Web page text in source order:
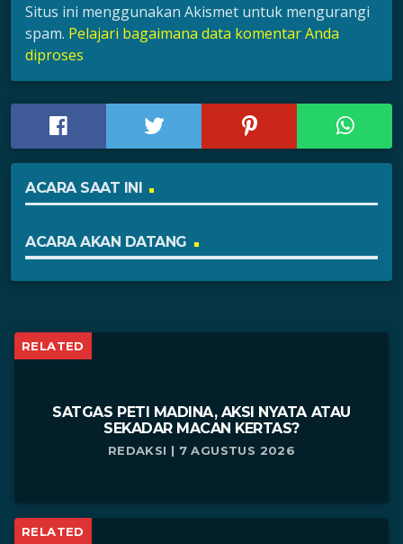
Situs ini menggunakan Akismet untuk mengurangi
spam. Pelajari bagaimana data komentar Anda
diproses
ACARA SAAT INI
ACARA AKAN DATANG
RELATED
SATGAS PETI MADINA, AKSI NYATA ATAU
SEKADAR MACAN KERTAS?
REDAKSI | 7 AGUSTUS 2026
RELATED